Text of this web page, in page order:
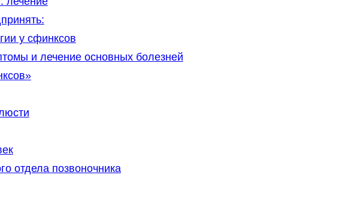
у сфинксов
и лечение основных болезней
отдела позвоночника